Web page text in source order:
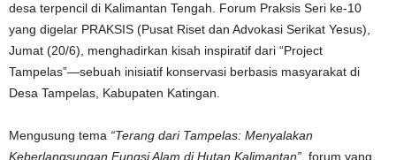
desa terpencil di Kalimantan Tengah. Forum Praksis Seri ke-10
yang digelar PRAKSIS (Pusat Riset dan Advokasi Serikat Yesus),
Jumat (20/6), menghadirkan kisah inspiratif dari “Project
Tampelas”—sebuah inisiatif konservasi berbasis masyarakat di
Desa Tampelas, Kabupaten Katingan.
Mengusung tema “Terang dari Tampelas: Menyalakan
Keberlangsungan Fungsi Alam di Hutan Kalimantan”, forum yang